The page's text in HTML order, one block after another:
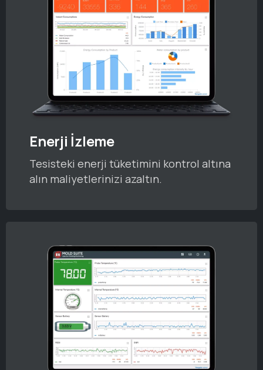
Enerji İzleme
Tesisteki enerji tüketimini kontrol altına
alın maliyetlerinizi azaltın.